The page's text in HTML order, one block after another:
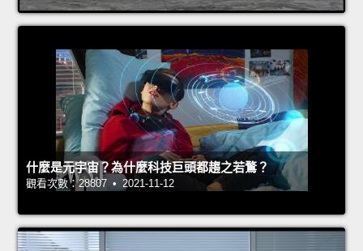
什麼是元宇宙？為什麼科技巨頭都趨之若鶩？
觀看次數：28807 • 2021-11-12